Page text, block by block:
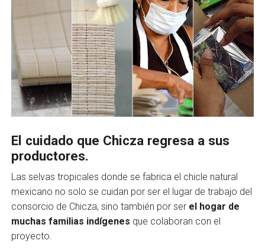
El cuidado que Chicza regresa a sus
productores.
Las selvas tropicales donde se fabrica el chicle natural
mexicano no solo se cuidan por ser el lugar de trabajo del
consorcio de Chicza, sino también por ser el hogar de
muchas familias indígenes que colaboran con el
proyecto.